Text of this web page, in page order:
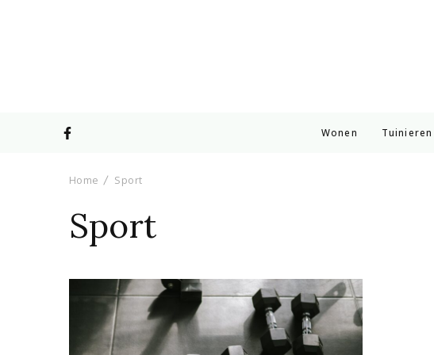
Wonen Tuinieren
Home Sport
Sport